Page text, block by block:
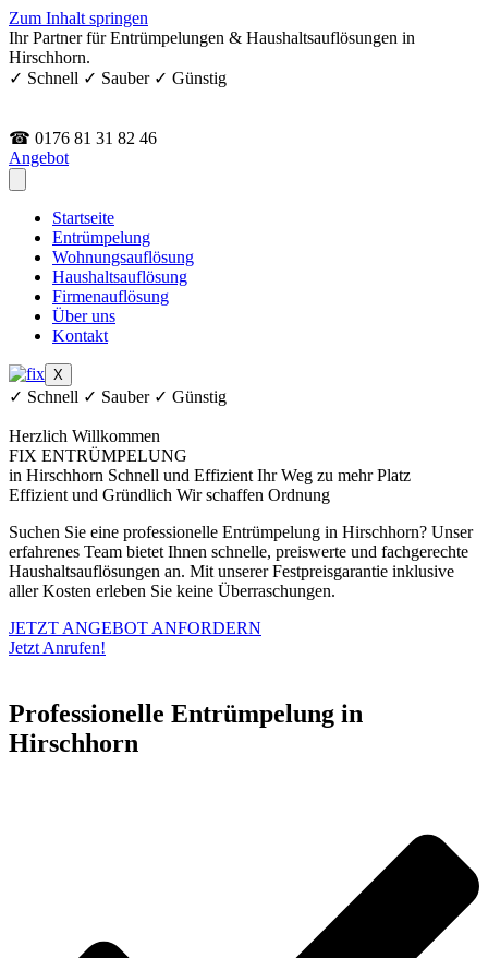
Zum Inhalt springen
Ihr Partner für Entrümpelungen & Haushaltsauflösungen in
Hirschhorn.
✓ Schnell ✓ Sauber ✓ Günstig
☎ 0176 81 31 82 46
Angebot
Startseite
Entrümpelung
Wohnungsauflösung
Haushaltsauflösung
Firmenauflösung
Über uns
Kontakt
X
✓ Schnell ✓ Sauber ✓ Günstig
Herzlich Willkommen
FIX ENTRÜMPELUNG
in Hirschhorn Schnell und Effizient Ihr Weg zu mehr Platz
Effizient und Gründlich Wir schaffen Ordnung
Suchen Sie eine professionelle Entrümpelung in Hirschhorn? Unser
erfahrenes Team bietet Ihnen schnelle, preiswerte und fachgerechte
Haushaltsauflösungen an. Mit unserer Festpreisgarantie inklusive
aller Kosten erleben Sie keine Überraschungen.
JETZT ANGEBOT ANFORDERN
Jetzt Anrufen!
Professionelle Entrümpelung in
Hirschhorn